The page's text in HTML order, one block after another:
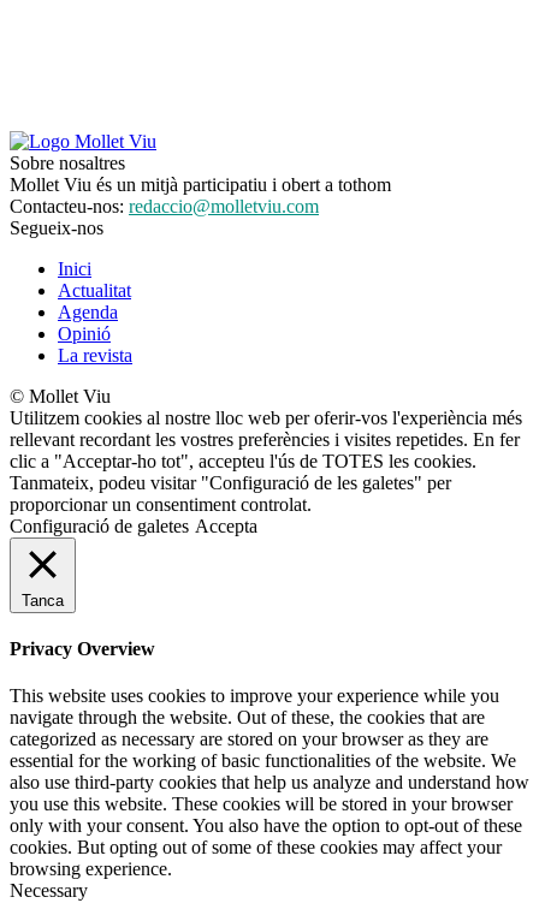
Sobre nosaltres
Mollet Viu és un mitjà participatiu i obert a tothom
Contacteu-nos: redaccio@molletviu.com
Segueix-nos
Inici
Actualitat
Agenda
Opinió
La revista
© Mollet Viu
Utilitzem cookies al nostre lloc web per oferir-vos l'experiència més
rellevant recordant les vostres preferències i visites repetides. En fer
clic a "Acceptar-ho tot", accepteu l'ús de TOTES les cookies.
Tanmateix, podeu visitar "Configuració de les galetes" per
proporcionar un consentiment controlat.
Configuració de galetes Accepta
Tanca
Privacy Overview
This website uses cookies to improve your experience while you
navigate through the website. Out of these, the cookies that are
categorized as necessary are stored on your browser as they are
essential for the working of basic functionalities of the website. We
also use third-party cookies that help us analyze and understand how
you use this website. These cookies will be stored in your browser
only with your consent. You also have the option to opt-out of these
cookies. But opting out of some of these cookies may affect your
browsing experience.
Necessary